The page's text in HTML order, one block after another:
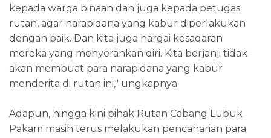
kepada warga binaan dan juga kepada petugas
rutan, agar narapidana yang kabur diperlakukan
dengan baik. Dan kita juga hargai kesadaran
mereka yang menyerahkan diri. Kita berjanji tidak
akan membuat para narapidana yang kabur
menderita di rutan ini," ungkapnya.
Adapun, hingga kini pihak Rutan Cabang Lubuk
Pakam masih terus melakukan pencaharian para